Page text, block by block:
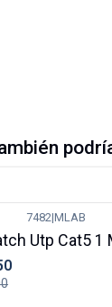
7482|MLAB
Utp Cat5 1